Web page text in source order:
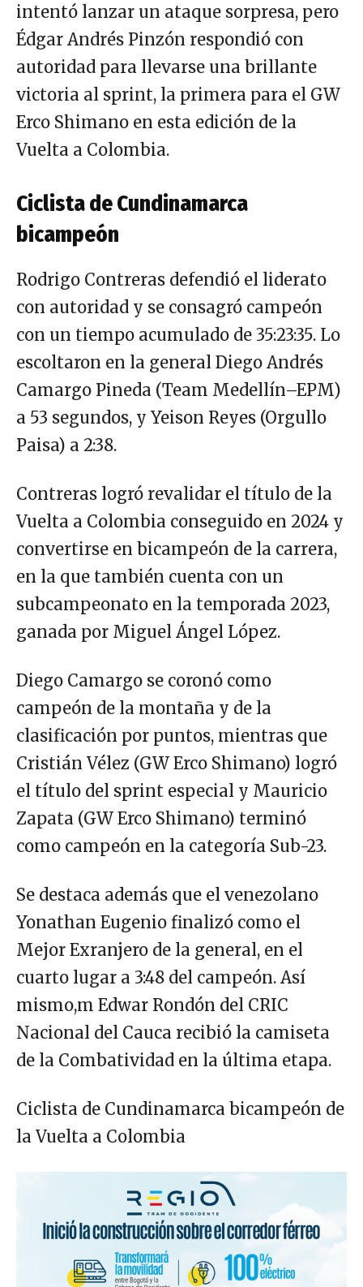
intentó lanzar un ataque sorpresa, pero
Édgar Andrés Pinzón respondió con
autoridad para llevarse una brillante
victoria al sprint, la primera para el GW
Erco Shimano en esta edición de la
Vuelta a Colombia.
Ciclista de Cundinamarca
bicampeón
Rodrigo Contreras defendió el liderato
con autoridad y se consagró campeón
con un tiempo acumulado de 35:23:35. Lo
escoltaron en la general Diego Andrés
Camargo Pineda (Team Medellín–EPM)
a 53 segundos, y Yeison Reyes (Orgullo
Paisa) a 2:38.
Contreras logró revalidar el título de la
Vuelta a Colombia conseguido en 2024 y
convertirse en bicampeón de la carrera,
en la que también cuenta con un
subcampeonato en la temporada 2023,
ganada por Miguel Ángel López.
Diego Camargo se coronó como
campeón de la montaña y de la
clasificación por puntos, mientras que
Cristián Vélez (GW Erco Shimano) logró
el título del sprint especial y Mauricio
Zapata (GW Erco Shimano) terminó
como campeón en la categoría Sub-23.
Se destaca además que el venezolano
Yonathan Eugenio finalizó como el
Mejor Exranjero de la general, en el
cuarto lugar a 3:48 del campeón. Así
mismo,m Edwar Rondón del CRIC
Nacional del Cauca recibió la camiseta
de la Combatividad en la última etapa.
Ciclista de Cundinamarca bicampeón de
la Vuelta a Colombia